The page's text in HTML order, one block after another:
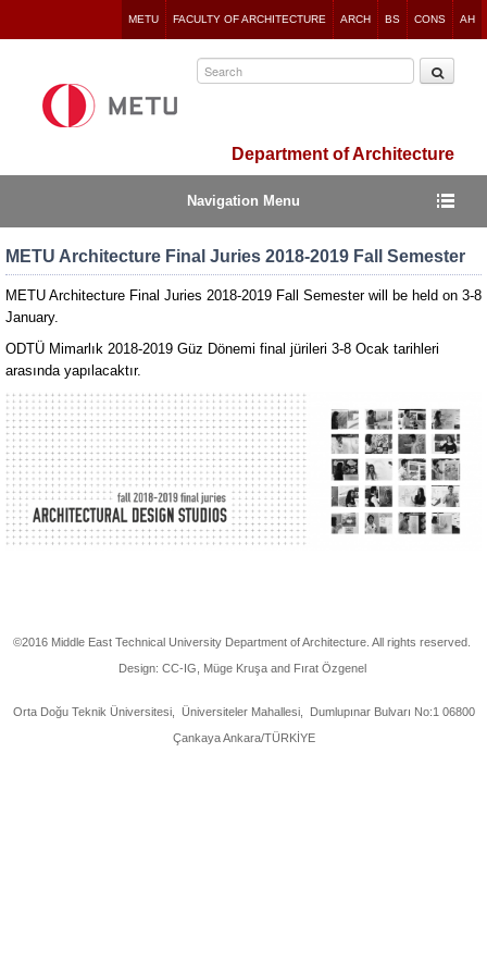
to
METU FACULTY OF ARCHITECTURE ARCH BS CONS AH
Department of Architecture
Navigation Menu
METU Architecture Final Juries 2018-2019 Fall Semester
METU Architecture Final Juries 2018-2019 Fall Semester will be held on 3-8
January.
ODTÜ Mimarlık 2018-2019 Güz Dönemi final jürileri 3-8 Ocak tarihleri
arasında yapılacaktır.
©2016 Middle East Technical University Department of Architecture. All rights reserved.
Design: CC-IG, Müge Kruşa and Fırat Özgenel
Orta Doğu Teknik Üniversitesi, Üniversiteler Mahallesi, Dumlupınar Bulvarı No:1 06800
Çankaya Ankara/TÜRKİYE